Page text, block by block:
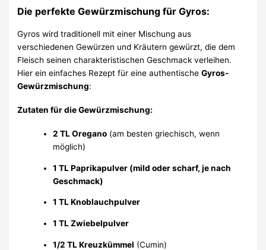
Die perfekte Gewürzmischung für Gyros:
Gyros wird traditionell mit einer Mischung aus
verschiedenen Gewürzen und Kräutern gewürzt, die dem
Fleisch seinen charakteristischen Geschmack verleihen.
Hier ein einfaches Rezept für eine authentischeGyros-
Gewürzmischung:
Zutaten für die Gewürzmischung:
2 TL Oregano (am besten griechisch, wenn
möglich)
1 TL Paprikapulver (mild oder scharf, je nach
Geschmack)
1 TL Knoblauchpulver
1 TL Zwiebelpulver
1/2 TL Kreuzkümmel (Cumin)